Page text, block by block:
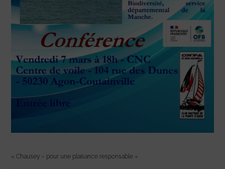
« Chausey – pour une plaisance responsable »